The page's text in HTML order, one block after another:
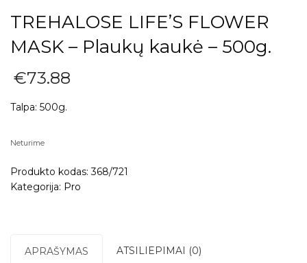
TREHALOSE LIFE’S FLOWER
MASK – Plaukų kaukė – 500g.
€73.88
Talpa: 500g.
Neturime
Produkto kodas:368/721
Kategorija: Pro
APRAŠYMAS ATSILIEPIMAI (0)